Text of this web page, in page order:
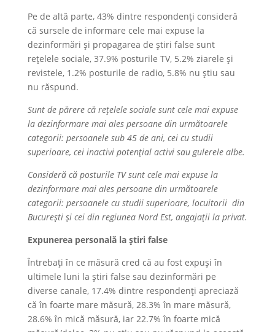
Pe de altă parte, 43% dintre respondenți consideră
că sursele de informare cele mai expuse la
dezinformări și propagarea de știri false sunt
rețelele sociale, 37.9% posturile TV, 5.2% ziarele și
revistele, 1.2% posturile de radio, 5.8% nu știu sau
nu răspund.
Sunt de părere că rețelele sociale sunt cele mai expuse
la dezinformare mai ales persoane din următoarele
categorii: persoanele sub 45 de ani, cei cu studii
superioare, cei inactivi potențial activi sau gulerele albe.
Consideră că posturile TV sunt cele mai expuse la
dezinformare mai ales persoane din următoarele
categorii: persoanele cu studii superioare, locuitorii din
București și cei din regiunea Nord Est, angajații la privat.
Expunerea personală la știri false
Întrebați în ce măsură cred că au fost expuși în
ultimele luni la știri false sau dezinformări pe
diverse canale, 17.4% dintre respondenți apreciază
că în foarte mare măsură, 28.3% în mare măsură,
28.6% în mică măsură, iar 22.7% în foarte mică